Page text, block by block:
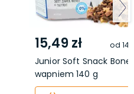
15,49 zł od
Junior Soft Snack
wapniem 140 g